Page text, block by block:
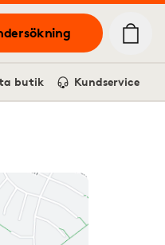
butik Kundservice